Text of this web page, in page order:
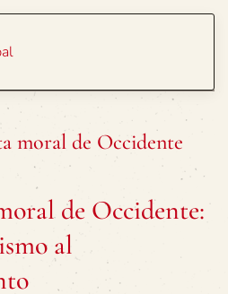
moral de Occidente
de Occidente:
al